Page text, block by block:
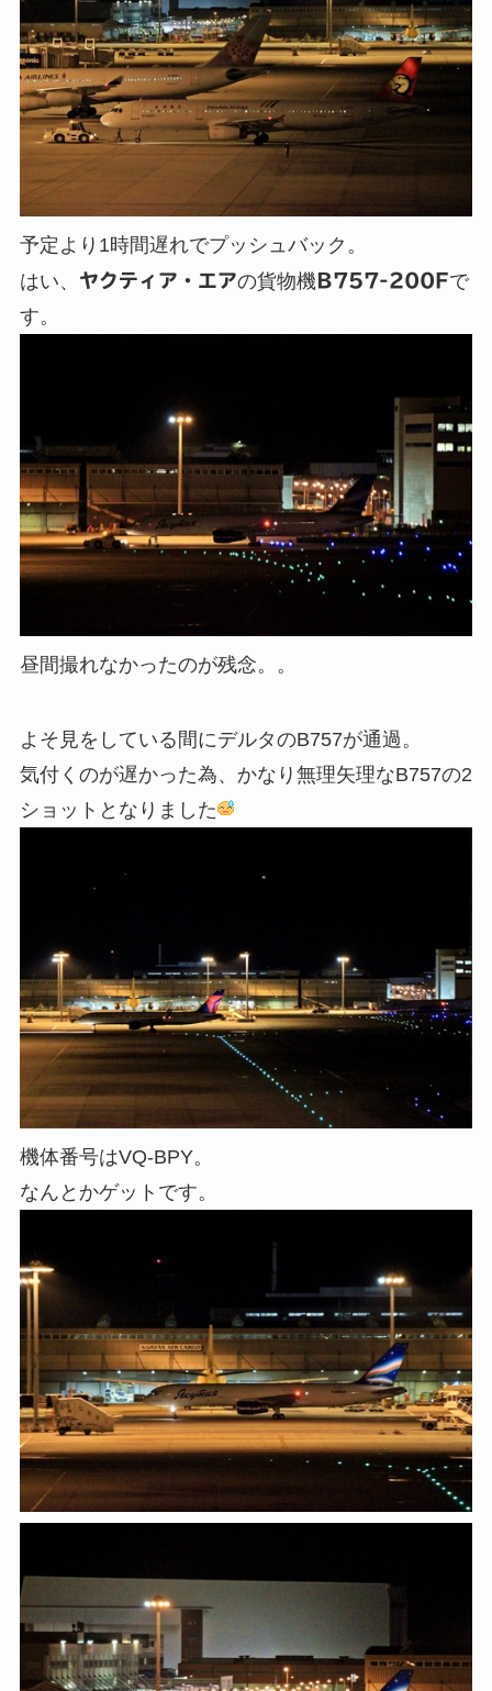
予定より1時間遅れでプッシュバック。
はい、
ヤクティア・エアの貨物機 B757-200Fで
す。
昼間撮れなかったのが残念。。
よそ見をしている間にデルタのB757が通過。
気付くのが遅かった為、かなり無理矢理なB757の2
ショットとなりました
機体番号はVQ-BPY。
なんとかゲットです。